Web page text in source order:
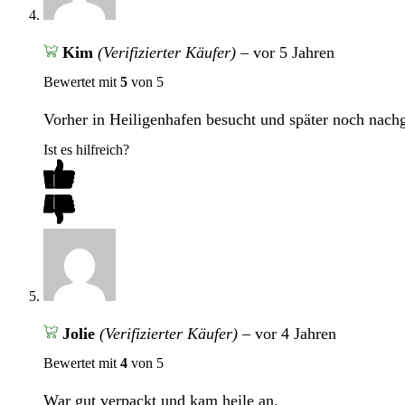
Kim (Verifizierter Käufer) – vor 5 Jahren
Bewertet mit 5 von 5
Vorher in Heiligenhafen besucht und später noch
Ist es hilfreich?
Jolie (Verifizierter Käufer) – vor 4 Jahren
Bewertet mit 4 von 5
War gut verpackt und kam heile an.